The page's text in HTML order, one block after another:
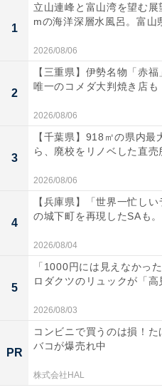
1
立山連峰と富山湾を望む
mの海洋深層水風呂。富山
2026/08/06
2
【三重県】伊勢名物「赤
唯一のコメダ大判焼き店も
2026/08/06
3
【千葉県】918㎡の県内最
ら、廃校をリノベした直売
2026/08/06
4
【兵庫県】「世界一忙し
の城下町を再現したSAも
2026/08/04
5
「1000円には見えなかっ
ロダクツのリュックが「高
2026/08/03
PR
コンビニで買うのは損！
バコが爆売れ中
株式会社HAL